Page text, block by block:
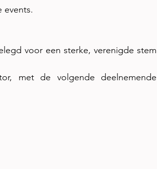
events.
voor een sterke, verenigde stem
met de volgende deelnemende